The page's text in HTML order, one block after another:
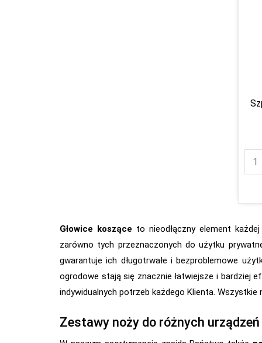
Głowice koszące to nieodłączny element
zarówno tych przeznaczonych do użytku
gwarantuje ich długotrwałe i bezproblemowe
ogrodowe stają się znacznie łatwiejsze i bardziej
indywidualnych potrzeb każdego Klienta.
Zestawy noży do różnych urządzeń